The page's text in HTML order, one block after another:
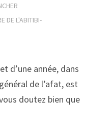
DE L'ABITIBI-
d’une année, dans
de l’afat, est
doutez bien que